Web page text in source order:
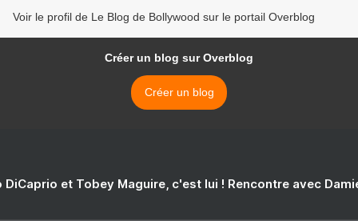
Voir le profil de Le Blog de Bollywood sur le portail Overblog
Créer un blog sur Overblog
Créer un blog
DiCaprio et Tobey Maguire, c'est lui ! Rencontre avec